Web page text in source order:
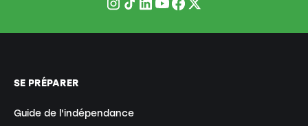
SE PRÉPARER
Guide de l'indépendance